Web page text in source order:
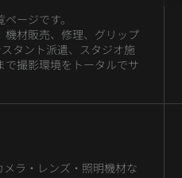
ージです。
材販売、修理、グリップ
スタント派遣、スタジオ施
撮影環境をトータルでサ
ラ・レンズ・照明機材な